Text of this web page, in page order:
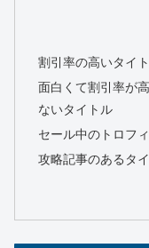
割引率の高いタイ
面白くて割引率が
ないタイトル
セール中のトロフ
攻略記事のあるタ